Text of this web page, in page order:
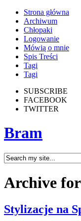
Strona główna
Archiwum
Chłopaki
Logowanie
Mówią o mnie
Spis Treści
Tagi
Tagi
SUBSCRIBE
FACEBOOK
TWITTER
Bram
Archive for
Stylizacje na